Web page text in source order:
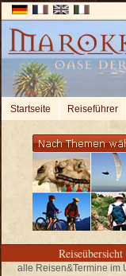
Startseite Reiseführer
Reiseübersicht
alle Reisen&Termine im